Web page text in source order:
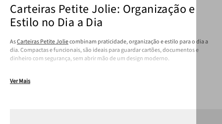
Carteiras Petite Jolie: Organização e
Estilo no Dia a Dia
AsCarteiras Petite Joliecombinam praticidade, organização e estilo para o dia a
dia. Compactas e funcionais, são ideais para guardar cartões, documentos e
dinheiro com segurança, sem abrir mão de um design moderno.
Ver Mais